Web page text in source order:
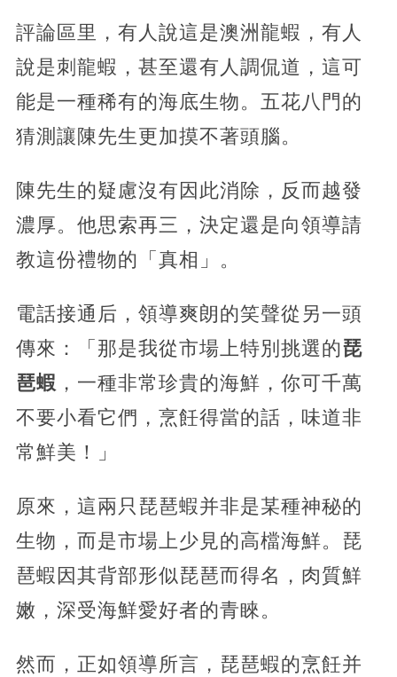
評論區里，有人說這是澳洲龍蝦，有人
說是刺龍蝦，甚至還有人調侃道，這可
能是一種稀有的海底生物。五花八門的
猜測讓陳先生更加摸不著頭腦。
陳先生的疑慮沒有因此消除，反而越發
濃厚。他思索再三，決定還是向領導請
教這份禮物的「真相」。
電話接通后，領導爽朗的笑聲從另一頭
傳來：「那是我從市場上特別挑選的琵
琶蝦 ，一種非常珍貴的海鮮，你可千萬
不要小看它們，烹飪得當的話，味道非
常鮮美！」
原來，這兩只琵琶蝦并非是某種神秘的
生物，而是市場上少見的高檔海鮮。琵
琶蝦因其背部形似琵琶而得名，肉質鮮
嫩，深受海鮮愛好者的青睞。
然而，正如領導所言，琵琶蝦的烹飪并